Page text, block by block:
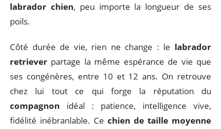
labrador chien, peu importe la longueur de ses
poils.
Côté durée de vie, rien ne change : le labrador
retriever partage la même espérance de vie que
ses congénères, entre 10 et 12 ans. On retrouve
chez lui tout ce qui forge la réputation du
compagnon idéal : patience, intelligence vive,
fidélité inébranlable. Ce chien de taille moyenne